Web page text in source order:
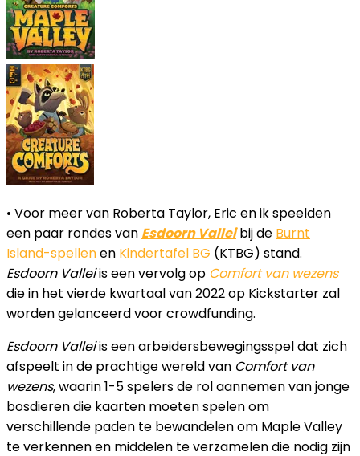
• Voor meer van Roberta Taylor, Eric en ik speelden
een paar rondes van Esdoorn Valleibij de Burnt
Island-spellenen Kindertafel BG (KTBG) stand.
Esdoorn Valleiis een vervolg op Comfort van wezens
die in het vierde kwartaal van 2022 op Kickstarter zal
worden gelanceerd voor crowdfunding.
Esdoorn Valleiis een arbeidersbewegingsspel dat zich
afspeelt in de prachtige wereld van Comfort van
wezens, waarin 1-5 spelers de rol aannemen van jonge
bosdieren die kaarten moeten spelen om
verschillende paden te bewandelen om Maple Valley
te verkennen en middelen te verzamelen die nodig zijn